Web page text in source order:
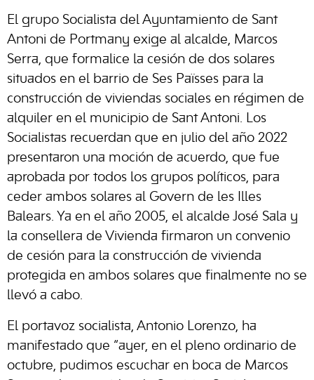
El grupo Socialista del Ayuntamiento de Sant
Antoni de Portmany exige al alcalde, Marcos
Serra, que formalice la cesión de dos solares
situados en el barrio de Ses Païsses para la
construcción de viviendas sociales en régimen de
alquiler en el municipio de Sant Antoni. Los
Socialistas recuerdan que en julio del año 2022
presentaron una moción de acuerdo, que fue
aprobada por todos los grupos políticos, para
ceder ambos solares al Govern de les Illes
Balears. Ya en el año 2005, el alcalde José Sala y
la consellera de Vivienda firmaron un convenio
de cesión para la construcción de vivienda
protegida en ambos solares que finalmente no se
llevó a cabo.
El portavoz socialista, Antonio Lorenzo, ha
manifestado que “ayer, en el pleno ordinario de
octubre, pudimos escuchar en boca de Marcos